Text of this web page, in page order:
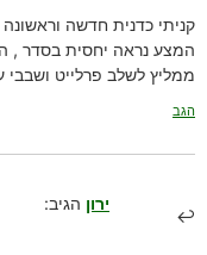
קניתי כדנית חדשה וראשונה
המצע נראה יחסית בסדר ,
ממליץ לשלב פרלייט ושבבי
הגב
ירון הגיב: